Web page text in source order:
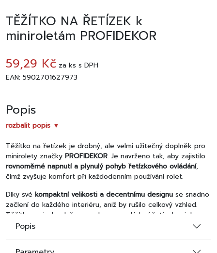
TĚŽÍTKO NA ŘETÍZEK k
miniroletám PROFIDEKOR
59,29 Kč za ks s DPH
EAN: 5902701627973
Popis
rozbalit popis ▼
Těžítko na řetízek je drobný, ale velmi užitečný doplněk pro
minirolety značky PROFIDEKOR. Je navrženo tak, aby zajistilo
rovnoměrné napnutí a plynulý pohyb řetízkového ovládání,
čímž zvyšuje komfort při každodenním používání rolet.
Díky své kompaktní velikosti a decentnímu designu se snadno
začlení do každého interiéru, aniž by rušilo celkový vzhled.
Těžítko se jednoduše nacvakne na ovládací řetízek a jeho
hmotnost zajišťuje, že řetízek zůstane svisle napnutý,
Popis